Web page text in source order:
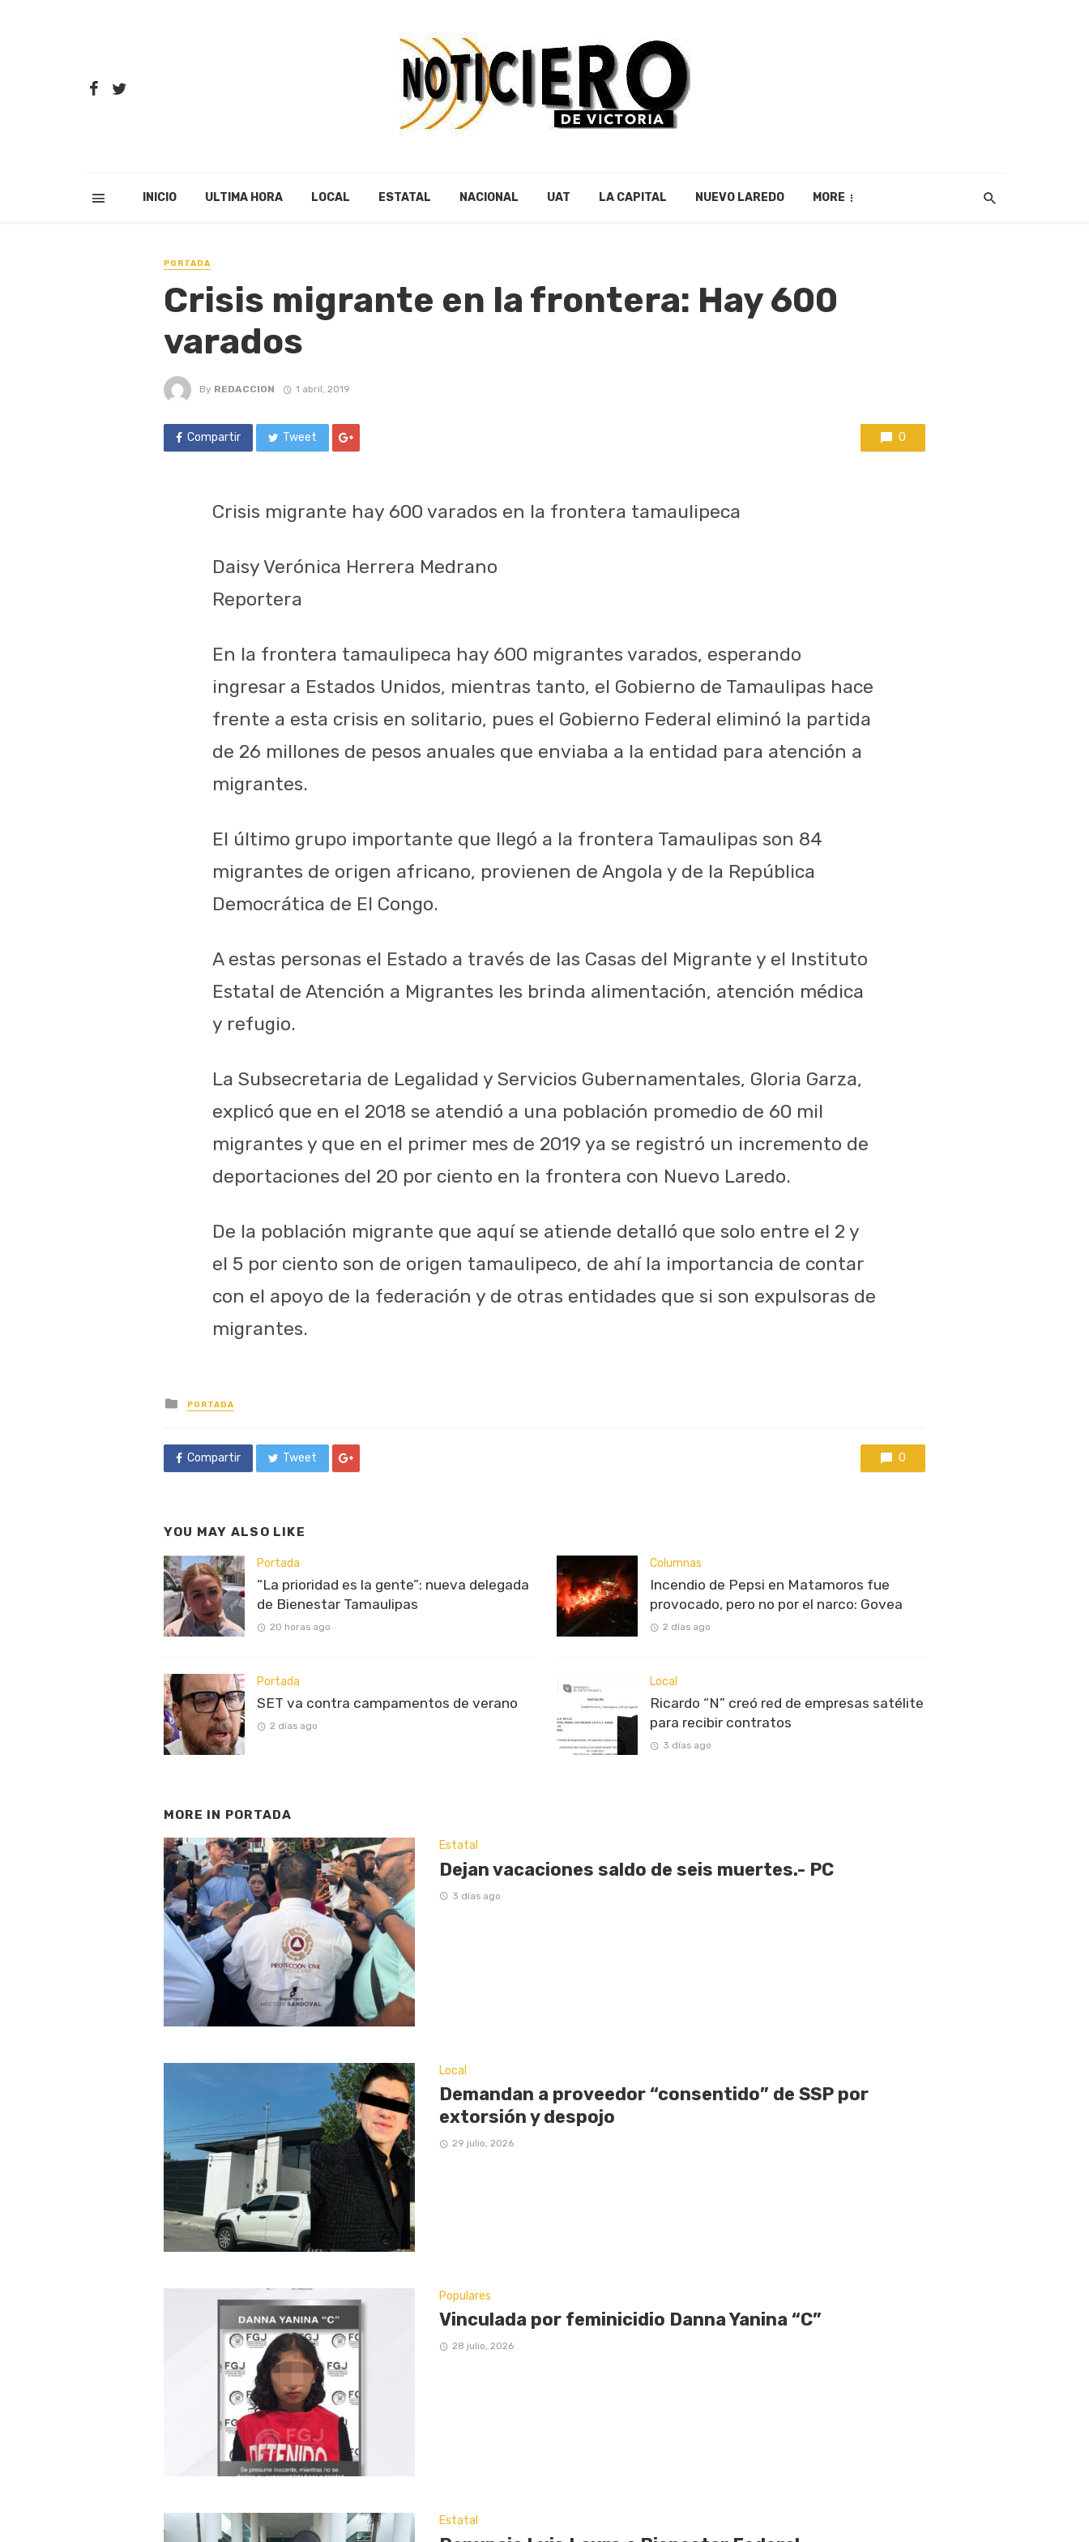
INICIO ULTIMA HORA LOCAL ESTATAL NACIONAL UAT LA CAPITAL NUEVO LAREDO MORE
PORTADA
Crisis migrante en la frontera: Hay 600
varados
By REDACCION 1 abril, 2019
Compartir Tweet 0
Crisis migrante hay 600 varados en la frontera tamaulipeca
Daisy Verónica Herrera Medrano
Reportera
En la frontera tamaulipeca hay 600 migrantes varados, esperando
ingresar a Estados Unidos, mientras tanto, el Gobierno de Tamaulipas hace
frente a esta crisis en solitario, pues el Gobierno Federal eliminó la partida
de 26 millones de pesos anuales que enviaba a la entidad para atención a
migrantes.
El último grupo importante que llegó a la frontera Tamaulipas son 84
migrantes de origen africano, provienen de Angola y de la República
Democrática de El Congo.
A estas personas el Estado a través de las Casas del Migrante y el Instituto
Estatal de Atención a Migrantes les brinda alimentación, atención médica
y refugio.
La Subsecretaria de Legalidad y Servicios Gubernamentales, Gloria Garza,
explicó que en el 2018 se atendió a una población promedio de 60 mil
migrantes y que en el primer mes de 2019 ya se registró un incremento de
deportaciones del 20 por ciento en la frontera con Nuevo Laredo.
De la población migrante que aquí se atiende detalló que solo entre el 2 y
el 5 por ciento son de origen tamaulipeco, de ahí la importancia de contar
con el apoyo de la federación y de otras entidades que si son expulsoras de
migrantes.
Posted
in
PORTADA
Compartir Tweet 0
YOU MAY ALSO LIKE
Portada
“La prioridad es la gente”: nueva delegada
de Bienestar Tamaulipas
20 horas ago
Portada
SET va contra campamentos de verano
2 días ago
Columnas
Incendio de Pepsi en Matamoros fue
provocado, pero no por el narco: Govea
2 días ago
Local
Ricardo “N” creó red de empresas satélite
para recibir contratos
3 días ago
MORE IN PORTADA
Estatal
Dejan vacaciones saldo de seis muertes.- PC
3 días ago
Local
Demandan a proveedor “consentido” de SSP por
extorsión y despojo
29 julio, 2026
Populares
Vinculada por feminicidio Danna Yanina “C”
28 julio, 2026
Estatal